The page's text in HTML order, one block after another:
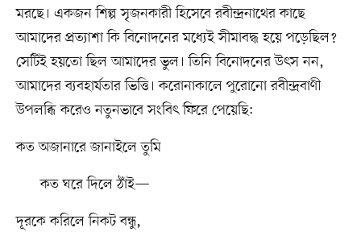
মরছে। একজন শিল্প সৃজনকারী হিসেবে রবীন্দ্রনাথের কাছে
আমাদের প্রত্যাশা কি বিনোদনের মধ্যেই সীমাবদ্ধ হয়ে পড়েছিল?
সেটিই হয়তো ছিল আমাদের ভুল। তিনি বিনোদনের উৎস নন,
আমাদের ব্যবহার্যতার ভিত্তি। করোনাকালে পুরোনো রবীন্দ্রবাণী
উপলব্ধি করেও নতুনভাবে সংবিৎ ফিরে পেয়েছি:
কত অজানারে জানাইলে তুমি
কত ঘরে দিলে ঠাঁই—
দূরকে করিলে নিকট বন্ধু,